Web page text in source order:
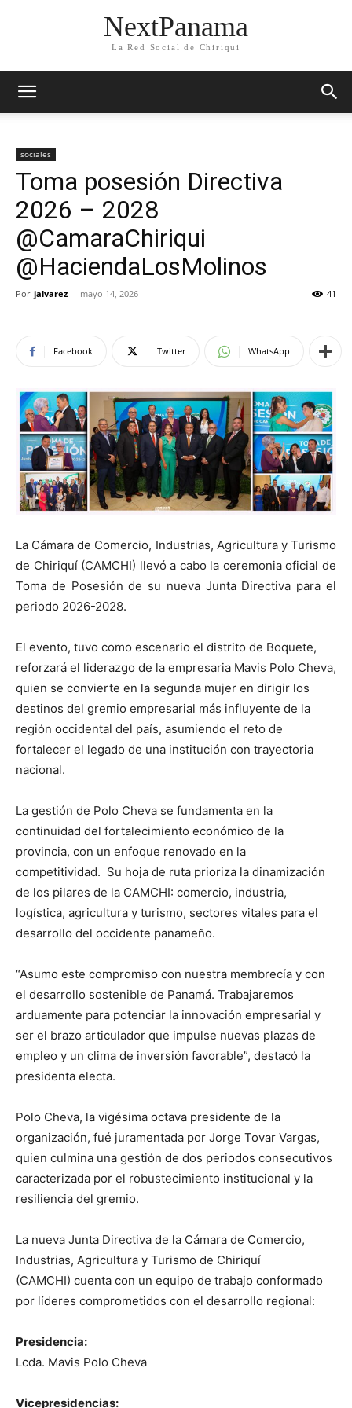
NextPanama
La Red Social de Chiriqui
sociales
Toma posesión Directiva
2026 – 2028
@CamaraChiriqui
@HaciendaLosMolinos
Por jalvarez - mayo 14, 2026 41
Facebook Twitter WhatsApp
La Cámara de Comercio, Industrias, Agricultura y Turismo
de Chiriquí (CAMCHI) llevó a cabo la ceremonia oficial de
Toma de Posesión de su nueva Junta Directiva para el
periodo 2026-2028.
El evento, tuvo como escenario el distrito de Boquete,
reforzará el liderazgo de la empresaria Mavis Polo Cheva,
quien se convierte en la segunda mujer en dirigir los
destinos del gremio empresarial más influyente de la
región occidental del país, asumiendo el reto de
fortalecer el legado de una institución con trayectoria
nacional.
La gestión de Polo Cheva se fundamenta en la
continuidad del fortalecimiento económico de la
provincia, con un enfoque renovado en la
competitividad. Su hoja de ruta prioriza la dinamización
de los pilares de la CAMCHI: comercio, industria,
logística, agricultura y turismo, sectores vitales para el
desarrollo del occidente panameño.
“Asumo este compromiso con nuestra membrecía y con
el desarrollo sostenible de Panamá. Trabajaremos
arduamente para potenciar la innovación empresarial y
ser el brazo articulador que impulse nuevas plazas de
empleo y un clima de inversión favorable”, destacó la
presidenta electa.
Polo Cheva, la vigésima octava presidente de la
organización, fué juramentada por Jorge Tovar Vargas,
quien culmina una gestión de dos periodos consecutivos
caracterizada por el robustecimiento institucional y la
resiliencia del gremio.
La nueva Junta Directiva de la Cámara de Comercio,
Industrias, Agricultura y Turismo de Chiriquí
(CAMCHI) cuenta con un equipo de trabajo conformado
por líderes comprometidos con el desarrollo regional:
Presidencia:
Lcda. Mavis Polo Cheva
Vicepresidencias: